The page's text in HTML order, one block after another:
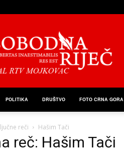
POLITIKA DRUŠTVO FOTO CRNA GORA
reči Hašim Tači
reč: Hašim Tači